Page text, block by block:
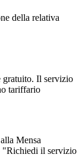
della relativa
gratuito. Il servizio
tariffario
Mensa
"Richiedi il servizio